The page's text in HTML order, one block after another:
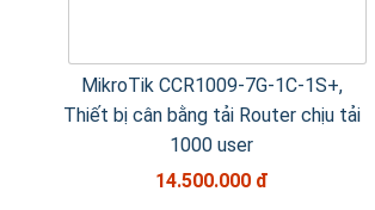
MikroTik CCR1009-7G-1C-1S+,
Thiết bị cân bằng tải Router chịu tải
1000 user
14.500.000 đ